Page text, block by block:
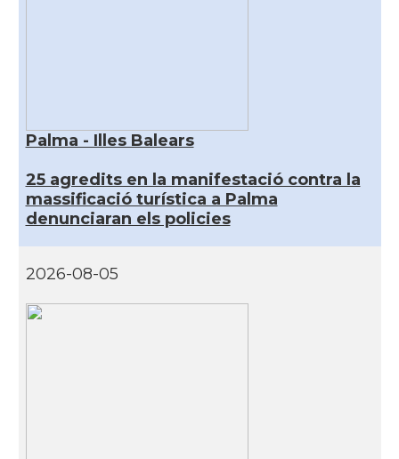
Palma - Illes Balears
25 agredits en la manifestació contra la
massificació turística a Palma
denunciaran els policies
2026-08-05